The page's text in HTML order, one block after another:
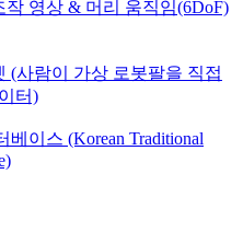
작 영상 & 머리 움직임(6DoF)
(사람이 가상 로봇팔을 직접
터)
이스 (Korean Traditional